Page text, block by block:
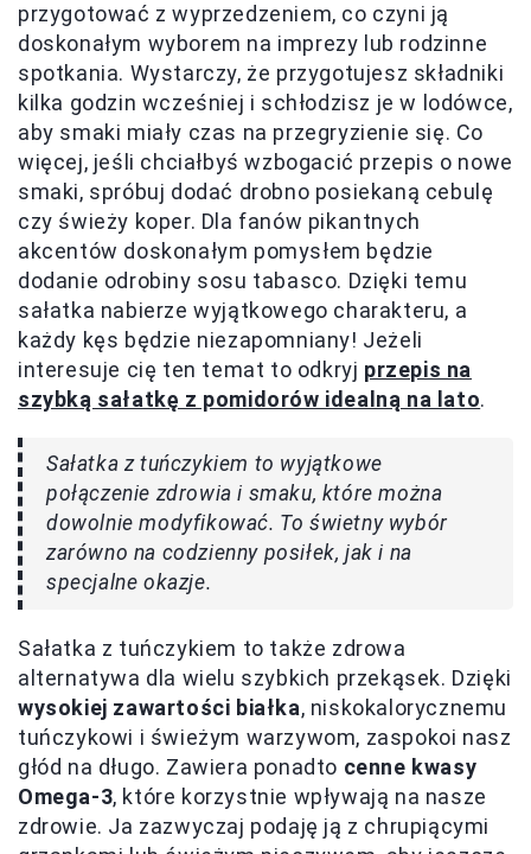
przygotować z wyprzedzeniem, co czyni ją
doskonałym wyborem na imprezy lub rodzinne
spotkania. Wystarczy, że przygotujesz składniki
kilka godzin wcześniej i schłodzisz je w lodówce,
aby smaki miały czas na przegryzienie się. Co
więcej, jeśli chciałbyś wzbogacić przepis o nowe
smaki, spróbuj dodać drobno posiekaną cebulę
czy świeży koper. Dla fanów pikantnych
akcentów doskonałym pomysłem będzie
dodanie odrobiny sosu tabasco. Dzięki temu
sałatka nabierze wyjątkowego charakteru, a
każdy kęs będzie niezapomniany! Jeżeli
interesuje cię ten temat to odkryj przepis na
szybką sałatkę z pomidorów idealną na lato.
Sałatka z tuńczykiem to wyjątkowe
połączenie zdrowia i smaku, które można
dowolnie modyfikować. To świetny wybór
zarówno na codzienny posiłek, jak i na
specjalne okazje.
Sałatka z tuńczykiem to także zdrowa
alternatywa dla wielu szybkich przekąsek. Dzięki
wysokiej zawartości białka, niskokalorycznemu
tuńczykowi i świeżym warzywom, zaspokoi nasz
głód na długo. Zawiera ponadto cenne kwasy
Omega-3, które korzystnie wpływają na nasze
zdrowie. Ja zazwyczaj podaję ją z chrupiącymi